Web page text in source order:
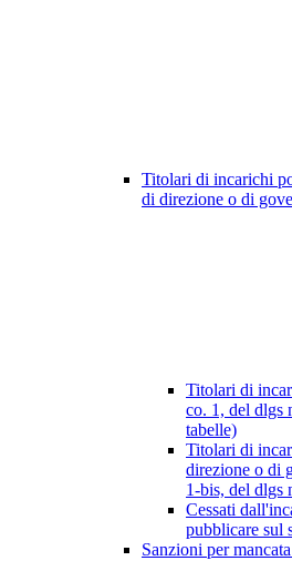
Titolari di incarichi
di direzione o di
Titolari di
co. 1, del dlgs
tabelle)
Titolari di
direzione o di
1-bis, del dlgs
Cessati
pubblicare sul
Sanzioni per